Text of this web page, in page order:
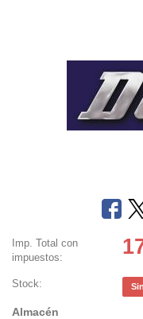
Imp. Total con
impuestos:
Stock:
Almacén